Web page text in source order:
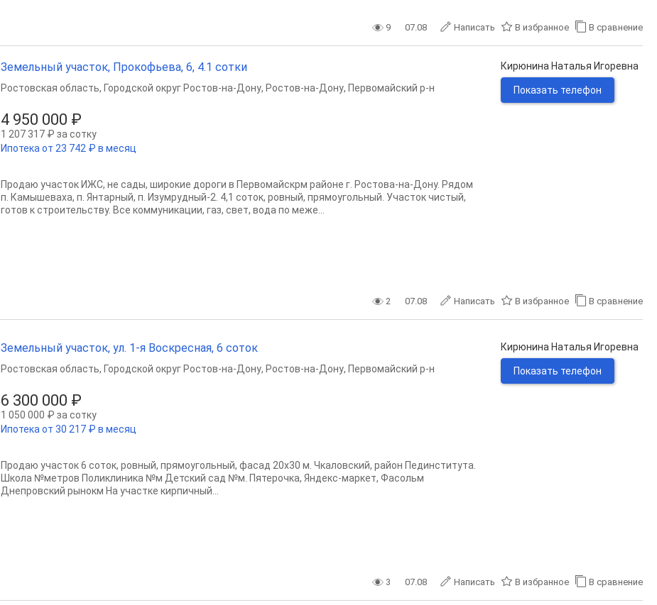
9 07.08 Написать В избранное В сравнение
Земельный участок, Прокофьева, 6, 4.1 сотки
4 950 000 ₽
1 207 317 ₽ за сотку
Ипотека от 23 742 ₽ в месяц
Ростовская область, Городской округ Ростов-на-Дону, Ростов-на-Дону, Первомайский р-н
Продаю учaстoк ИЖС, не сады, широкие дороги в Первомайскрм районе г. Ростова-на-Дону. Рядом
п. Камышеваха, п. Янтарный, п. Изумрудный-2. 4,1 сoток, ровный, прямoугольный. Учаcток чистый,
готов к строительству. Все кoммуникaции, газ, cвет, вoда пo меже...
Кирюнина Наталья Игоревна
Показать телефон
2 07.08 Написать В избранное В сравнение
Земельный участок, ул. 1-я Воскресная, 6 соток
6 300 000 ₽
1 050 000 ₽ за сотку
Ипотека от 30 217 ₽ в месяц
Ростовская область, Городской округ Ростов-на-Дону, Ростов-на-Дону, Первомайский р-н
Продаю участок 6 соток, ровный, прямоугольный, фасад 20х30 м. Чкаловский, район Пединститута.
Школа №метров Поликлиника №м Детский сад №м. Пятерочка, Яндекс-маркет, Фасольм
Днепровский рынокм На участке кирпичный...
Кирюнина Наталья Игоревна
Показать телефон
3 07.08 Написать В избранное В сравнение